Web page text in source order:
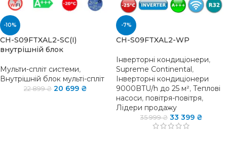
-10%
CH-S09FTXAL2-SC(I)
внутрішній блок
Мульти-спліт системи,
Внутрішній блок мульті-спліт
22 899₴ 20 699 ₴
-7%
CH-S09FTXAL2-WP
Інверторні кондиціонери,
Supreme Continental,
Інверторні кондиціонери
9000BTU/h до 25 м², Теплові
насоси, повітря-повітря,
Лідери продажу
35 999₴ 33 399 ₴